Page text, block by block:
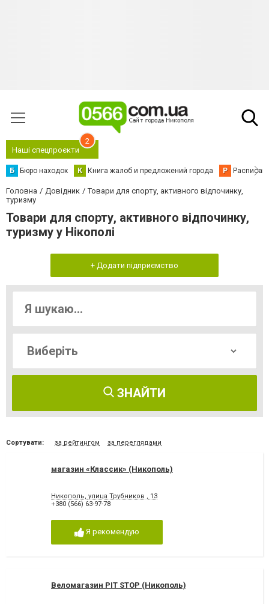
Наші спецпроєкти
2
Б Бюро находок К Книга жалоб и предложений города Р
Головна Довідник
Товари для спорту, активного відпочинку,
туризму
Товари для спорту, активного відпочинку,
туризму у Нікополі
+ Додати підприємство
ЗНАЙТИ
Сортувати: за рейтингом за переглядами
магазин «Классик» (Никополь)
Никополь, улица Трубников , 13
+380 (566) 63-97-78
Я рекомендую
Веломагазин PIT STOP (Никополь)